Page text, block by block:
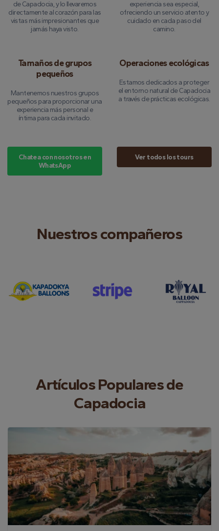
de Capadocia, y lo llevaremos
directamente al corazón para las
vistas más impresionantes que
jamás haya visto.
experiencia sea especial,
ofreciendo un servicio atento y
cuidado en cada paso del
camino.
Tamaños de grupos
pequeños
Mantenemos nuestros grupos
pequeños para proporcionar una
experiencia más personal e
íntima para cada invitado.
Operaciones ecológicas
Estamos dedicados a proteger
el entorno natural de Capadocia
a través de prácticas ecológicas.
Chatea con nosotros en
WhatsApp
Ver todos los tours
Nuestros compañeros
Artículos Populares de
Capadocia